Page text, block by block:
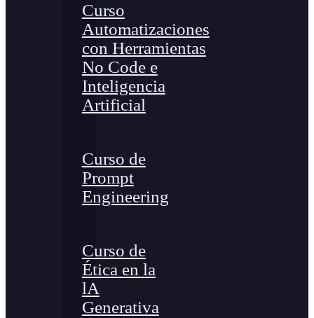
Curso
Automatizaciones
con Herramientas
No Code e
Inteligencia
Artificial
Curso de
Prompt
Engineering
Curso de
Ética en la
lA
Generativa